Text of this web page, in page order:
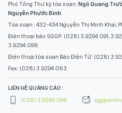
Phó Tổng Thư ký tòa soạn: Ngô Quang
Nguyễn Phước Bình
Tòa soạn : 432-434 Nguyễn Thị Minh Khai,
Điện thoại báo SGGP: (028) 3.9294.091,
3.9294.098
Điện thoại tòa soạn Báo Điện Tử: (028)
Fax: (028) 3.9294.083
LIÊN HỆ QUẢNG CÁO :
(028) 3.9294.094